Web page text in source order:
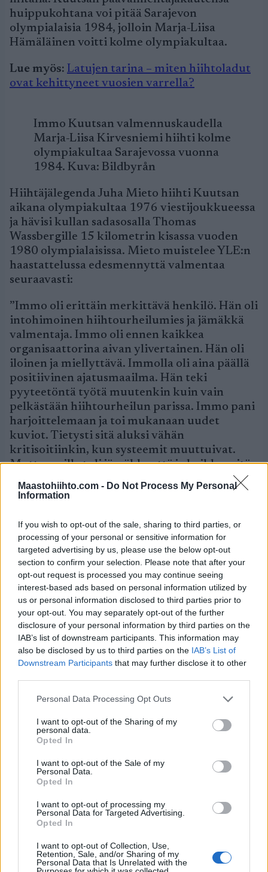
Maastohiihto.com - Do Not Process My Personal
Information
If you wish to opt-out of the sale, sharing to third parties, or
processing of your personal or sensitive information for
targeted advertising by us, please use the below opt-out
section to confirm your selection. Please note that after your
opt-out request is processed you may continue seeing
interest-based ads based on personal information utilized by
us or personal information disclosed to third parties prior to
your opt-out. You may separately opt-out of the further
disclosure of your personal information by third parties on the
IAB’s list of downstream participants. This information may
also be disclosed by us to third parties on the IAB’s List of
Downstream Participants that may further disclose it to other
Please note that this website/app uses one or more Google
not limited to your visit or usage behaviour. You may click to
grant or deny consent to Google and its third-party tags to
use your data for below specified purposes in below Google
consent section.
Personal Data Processing Opt Outs
I want to opt-out of the Sharing of my
personal data.
Opted In
I want to opt-out of the Sale of my
Personal Data.
Opted In
I want to opt-out of processing my
Personal Data for Targeted Advertising.
Opted In
I want to opt-out of Collection, Use,
Retention, Sale, and/or Sharing of my
Personal Data that Is Unrelated with the
huippukohtana voi pitää Sarajevon
olympialaisia 1984, jolloin Marja-Liisa
Hämäläinen voitti kolme olympiakultaa.
Lue myös: Latujen tarina – miten hiihtoladut
ovat kehittyneet vuosien varrella?
Immo Kuutsan valmennuskaudella
Marja-Liisa Kirvesniemi hiihti kolme
olympiakultaa Sarajevossa vuonna
1984. Kuva: Bildbyrån
Hiihtäjälegenda Juha Mieto hiihti Kuutsan
aikana olympiakultaa 1976 viestijoukkueessa
ja hävisi kullan sadasosalla Thomas
Wassbergille 15 kilometrin kisassa vuoden
1980 olympialaisissa. Mieto muistelee YLE:n
haastattelussa edesmennyttä valmentaa
seuraavasti:
”Immo oli erittäin merkittävä henkilö. Hän oli
intohimoinen hiihtourheilumies ja jämäkkä
valmentaja. Immo oli ennen kaikkea
organisaattorina aivan ylivertainen. Hän oli
iloinen ja miellyttävä. Immolla oli aina päällä
positiivinen ajatusmaailma. Hän teki
pyyteetöntä työtä muutenkin kuin vain
pelkästään hiihtourheilun parissa. Immo pani
harjoittelemaan ja toi mukanaan uudet
kuviot. Tietysti sitä aluksi vähän
kritisoitiinkin, kun systeemit muuttuivat.
Mutta meille tuli jämäkkyyttä ja kaikkea sitä,
miksi harjoiteltiin.”
Kuutsa oli suurin valmentaja, joka Suomella
on koskaan ollut.
Hiihtoon liittyviä artikkeleja voit lukea myös
ProXCskiing.com-sivustolta.
Liity Maastohiihto.comin jäseneksi ja saat
pääsyn kaikkiin sivuston sisältöihin. Pääset
lukemaan yllä olevan kaltaisia artikkeleja
yksinoikeudella. Lisäksi tarjoamme
jäsenillemme useita eksklusiivisia tarjouksia
Liity jäseneksitäältä.